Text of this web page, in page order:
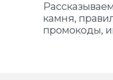
камня,
промокоды,